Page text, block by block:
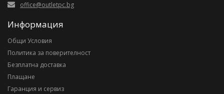
office@outletpc.bg
Информация
Общи Условия
Политика за поверителност
Безплатна доставка
Плащане
Гаранция и сервиз